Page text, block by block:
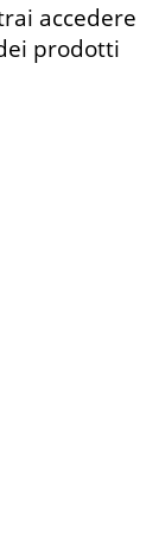
accedere
prodotti